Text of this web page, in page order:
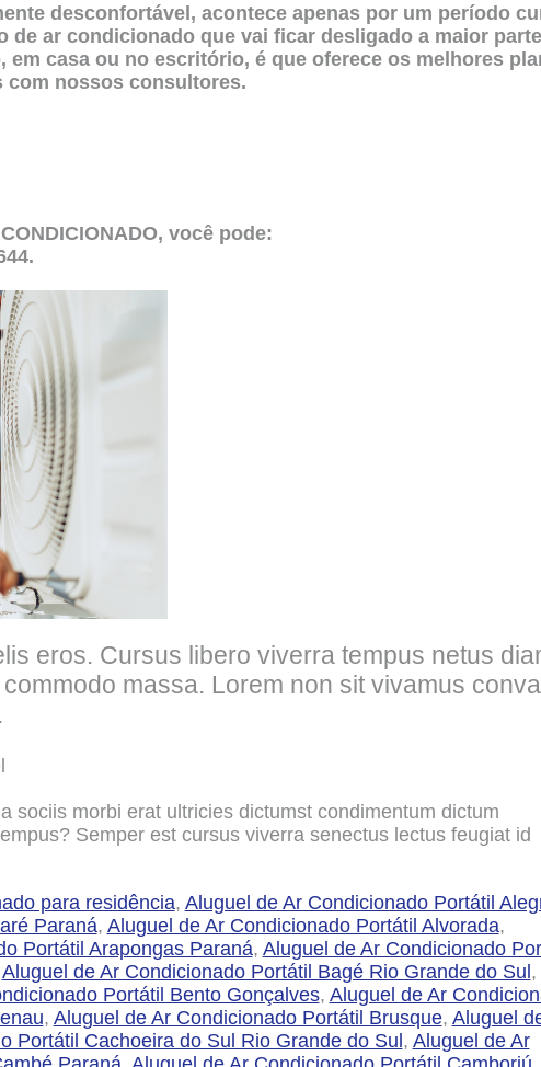
desconfortável, acontece apenas por um período
de ar condicionado que vai ficar desligado a maior
casa ou no escritório, é que oferece os melhores
com nossos consultores.
você pode:
eros. Cursus libero viverra tempus netus
massa. Lorem non sit vivamus
sociis morbi erat ultricies dictumst condimentum dictum
Semper est cursus viverra senectus lectus feugiat id
para residência, Aluguel de Ar Condicionado Portátil
Paraná, Aluguel de Ar Condicionado Portátil Alvorada,
Portátil Arapongas Paraná, Aluguel de Ar Condicionado
Aluguel de Ar Condicionado Portátil Bagé Rio Grande do Sul,
Portátil Bento Gonçalves, Aluguel de Ar
, Aluguel de Ar Condicionado Portátil Brusque, Aluguel
Portátil Cachoeira do Sul Rio Grande do Sul, Aluguel de Ar